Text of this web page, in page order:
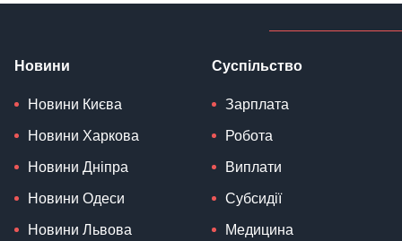
Новини
Новини Києва
Новини Харкова
Новини Дніпра
Новини Одеси
Новини Львова
Суспільство
Зарплата
Робота
Виплати
Субсидії
Медицина